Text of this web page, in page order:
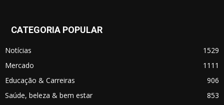
CATEGORIA POPULAR
Notícias
1529
Mercado
1111
Educação & Carreiras
906
Saúde, beleza & bem estar
853